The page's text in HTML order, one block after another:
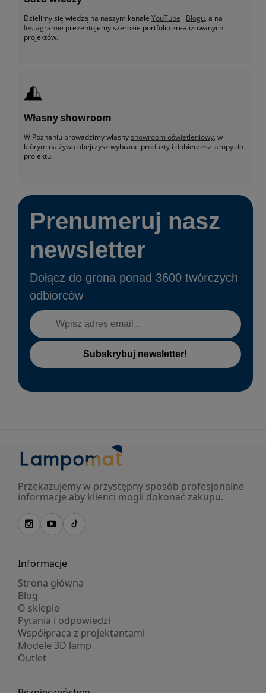
Dzielimy się wiedzą na naszym kanale YouTube i Blogu, a na
Instagramie prezentujemy szerokie portfolio zrealizowanych
projektów.
Własny showroom
W Poznaniu prowadzimy własnyshowroom oświetleniowy, w
którym na żywo obejrzysz wybrane produkty i dobierzesz lampy do
projektu.
Prenumeruj nasz
newsletter
Dołącz do grona ponad 3600 twórczych
odbiorców
Subskrybuj newsletter!
Przekazujemy w przystępny sposób profesjonalne
informacje aby klienci mogli dokonać zakupu.
Informacje
Strona główna
Blog
O sklepie
Pytania i odpowiedzi
Współpraca z projektantami
Modele 3D lamp
Outlet